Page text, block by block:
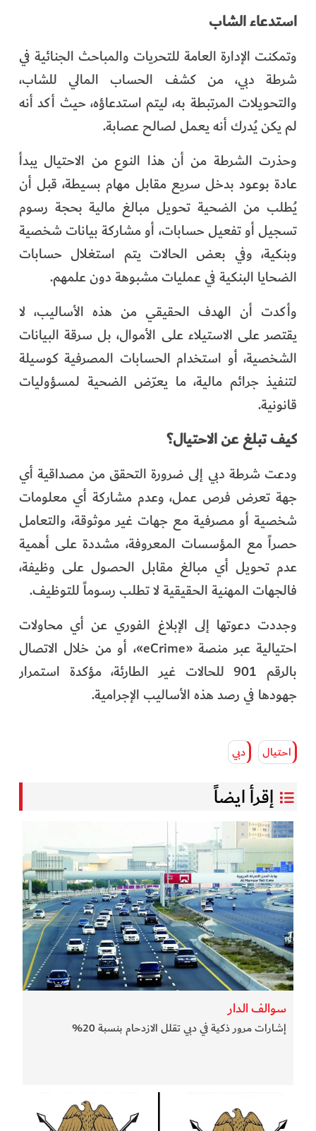
استدعاء الشاب
وتمكنت الإدارة العامة للتحريات والمباحث الجنائية في
شرطة دبي، من كشف الحساب المالي للشاب،
والتحويلات المرتبطة به، ليتم استدعاؤه، حيث أكد أنه
لم يكن يُدرك أنه يعمل لصالح عصابة.
وحذرت الشرطة من أن هذا النوع من الاحتيال يبدأ
عادة بوعود بدخل سريع مقابل مهام بسيطة، قبل أن
يُطلب من الضحية تحويل مبالغ مالية بحجة رسوم
تسجيل أو تفعيل حسابات، أو مشاركة بيانات شخصية
وبنكية، وفي بعض الحالات يتم استغلال حسابات
الضحايا البنكية في عمليات مشبوهة دون علمهم.
وأكدت أن الهدف الحقيقي من هذه الأساليب، لا
يقتصر على الاستيلاء على الأموال، بل سرقة البيانات
الشخصية، أو استخدام الحسابات المصرفية كوسيلة
لتنفيذ جرائم مالية، ما يعرّض الضحية لمسؤوليات
قانونية.
كيف تبلغ عن الاحتيال؟
ودعت شرطة دبي إلى ضرورة التحقق من مصداقية أي
جهة تعرض فرص عمل، وعدم مشاركة أي معلومات
شخصية أو مصرفية مع جهات غير موثوقة، والتعامل
حصراً مع المؤسسات المعروفة، مشددة على أهمية
عدم تحويل أي مبالغ مقابل الحصول على وظيفة،
فالجهات المهنية الحقيقية لا تطلب رسوماً للتوظيف.
وجددت دعوتها إلى الإبلاغ الفوري عن أي محاولات
احتيالية عبر منصة «eCrime»، أو من خلال الاتصال
بالرقم 901 للحالات غير الطارئة، مؤكدة استمرار
جهودها في رصد هذه الأساليب الإجرامية.
احتيال دبي
إقرأ ايضاً
سوالف الدار
إشارات مرور ذكية في دبي تقلل الازدحام بنسبة 20%